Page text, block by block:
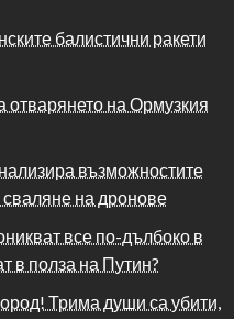
балистични ракети
отварянето на Ормузкия
възможностите
на дронове
все по-дълбоко в
в полза на Путин?
Трима души са убити,